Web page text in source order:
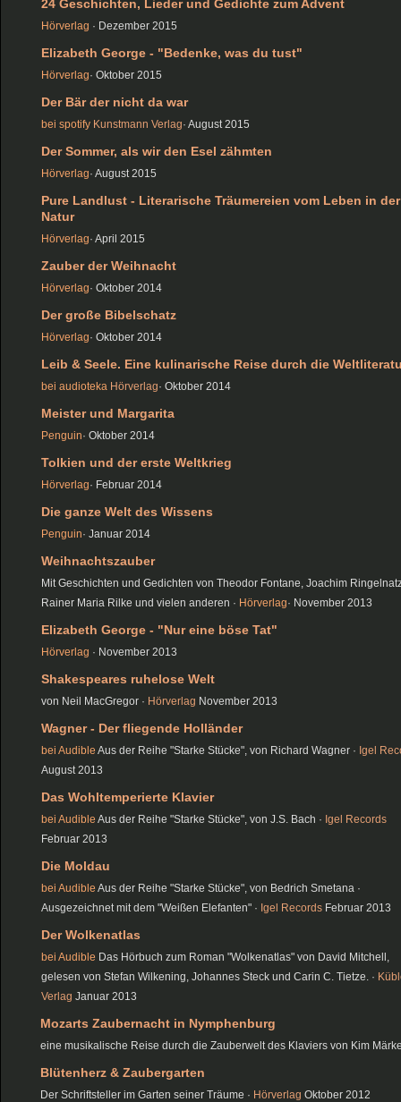
24 Geschichten, Lieder und Gedichte zum Advent
Hörverlag · Dezember 2015
Elizabeth George - "Bedenke, was du tust"
Hörverlag· Oktober 2015
Der Bär der nicht da war
bei spotify Kunstmann Verlag· August 2015
Der Sommer, als wir den Esel zähmten
Hörverlag· August 2015
Pure Landlust - Literarische Träumereien vom Leben in der
Natur
Hörverlag· April 2015
Zauber der Weihnacht
Hörverlag· Oktober 2014
Der große Bibelschatz
Hörverlag· Oktober 2014
Leib & Seele. Eine kulinarische Reise durch die
bei audioteka Hörverlag· Oktober 2014
Meister und Margarita
Penguin· Oktober 2014
Tolkien und der erste Weltkrieg
Hörverlag· Februar 2014
Die ganze Welt des Wissens
Penguin· Januar 2014
Weihnachtszauber
Mit Geschichten und Gedichten von Theodor Fontane, Joachim
Rainer Maria Rilke und vielen anderen · Hörverlag· November 2013
Elizabeth George - "Nur eine böse Tat"
Hörverlag · November 2013
Shakespeares ruhelose Welt
von Neil MacGregor · Hörverlag November 2013
Wagner - Der fliegende Holländer
bei Audible Aus der Reihe "Starke Stücke", von Richard Wagner · Igel
August 2013
Das Wohltemperierte Klavier
bei Audible Aus der Reihe "Starke Stücke", von J.S. Bach · Igel Records
Februar 2013
Die Moldau
bei Audible Aus der Reihe "Starke Stücke", von Bedrich Smetana ·
Ausgezeichnet mit dem "Weißen Elefanten" · Igel Records Februar 2013
Der Wolkenatlas
bei Audible Das Hörbuch zum Roman "Wolkenatlas" von David Mitchell,
gelesen von Stefan Wilkening, Johannes Steck und Carin C. Tietze. ·
Verlag Januar 2013
Mozarts Zaubernacht in Nymphenburg
eine musikalische Reise durch die Zauberwelt des Klaviers von Kim
Blütenherz & Zaubergarten
Der Schriftsteller im Garten seiner Träume · Hörverlag Oktober 2012